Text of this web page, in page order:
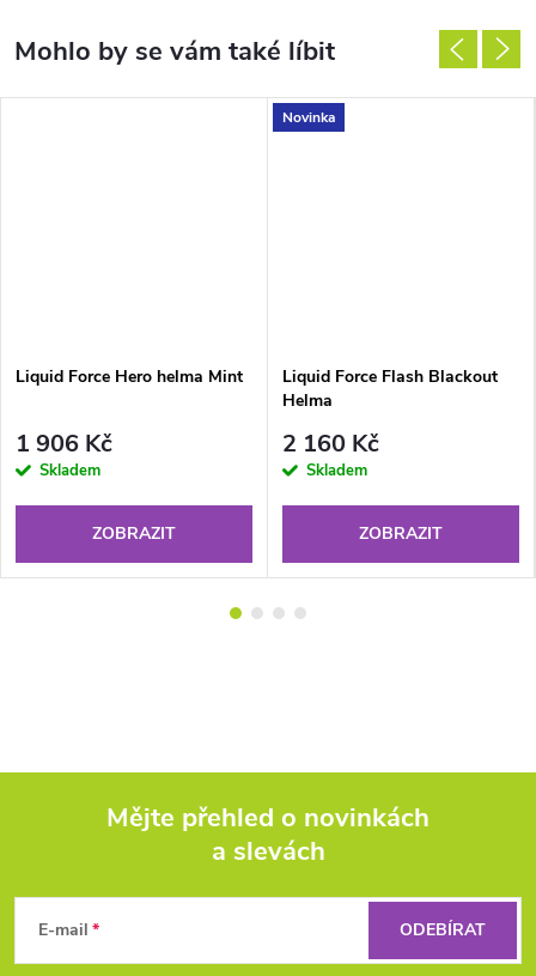
Liquid Force Hero helma Mint
1 906 Kč
Skladem
ZOBRAZIT
Novinka
Liquid Force Flash Blackout
Helma
2 160 Kč
Skladem
ZOBRAZIT
Mějte přehled o novinkách
a slevách
E-mail ODEBÍRAT